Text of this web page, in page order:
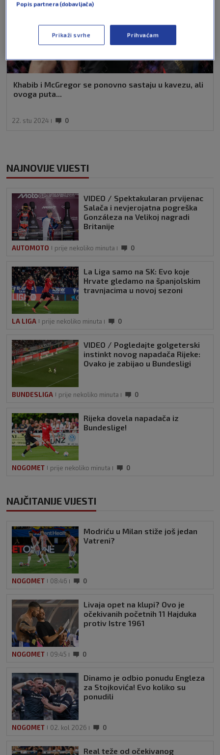
Khabib i McGregor se ponovno sastaju u kavezu, ali
ovoga puta...
22. stu 2024 0
NAJNOVIJE VIJESTI
VIDEO / Spektakularan prvijenac
Salača i nevjerojatna pogreška
Gonzáleza na Velikoj nagradi
Britanije
AUTOMOTO prije nekoliko minuta 0
La Liga samo na SK: Evo koje
Hrvate gledamo na španjolskim
travnjacima u novoj sezoni
LA LIGA prije nekoliko minuta 0
VIDEO / Pogledajte golgeterski
instinkt novog napadača Rijeke:
Ovako je zabijao u Bundesligi
BUNDESLIGA prije nekoliko minuta 0
Rijeka dovela napadača iz
Bundeslige!
NOGOMET prije nekoliko minuta 0
NAJČITANIJE VIJESTI
Modriću u Milan stiže još jedan
Vatreni?
NOGOMET 08:46 0
Livaja opet na klupi? Ovo je
očekivanih početnih 11 Hajduka
protiv Istre 1961
NOGOMET 09:45 0
Dinamo je odbio ponudu Engleza
za Stojkovića! Evo koliko su
ponudili
NOGOMET 02. kol 2026 0
Real teže od očekivanog
Popis partnera (dobavljača)
Prikaži svrhe Prihvaćam